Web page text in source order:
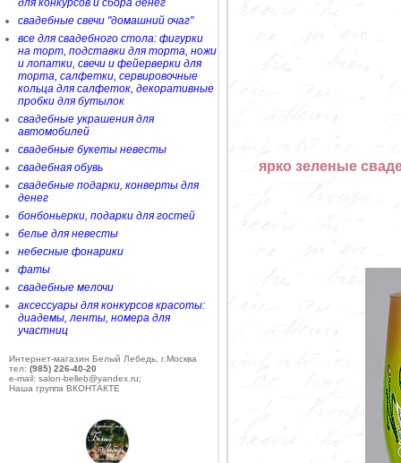
для конкурсов и сбора денег
свадебные свечи "домашний очаг"
все для свадебного стола: фигурки
на торт, подставки для торта, ножи
и лопатки, свечи и фейерверки для
торта, салфетки, сервировочные
кольца для салфеток, декоративные
пробки для бутылок
свадебные украшения для
автомобилей
свадебные букеты невесты
свадебная обувь
свадебные подарки, конверты для
денег
бонбоньерки, подарки для гостей
белье для невесты
небесные фонарики
фаты
свадебные мелочи
аксессуары для конкурсов красоты:
диадемы, ленты, номера для
участниц
Интернет-магазин Белый Лебедь, г.Москва
тел: (985) 226-40-20
e-mail: salon-belleb@yandex.ru;
Наша группа ВКОНТАКТЕ
ярко зеленые